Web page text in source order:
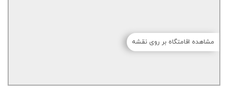
مشاهده اقامتگاه بر روی نقشه